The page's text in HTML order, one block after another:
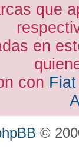
que
en
con
©